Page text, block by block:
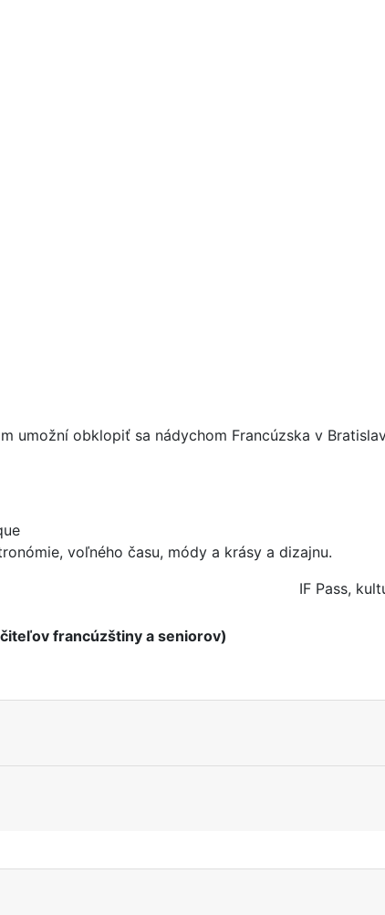
umožní obklopiť sa nádychom Francúzska v
voľného času, módy a krásy a dizajnu.
IF Pass,
francúzštiny a seniorov)